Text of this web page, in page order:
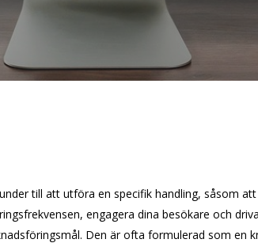
till att utföra en specifik handling, såsom
engagera dina besökare och
Den är ofta formulerad som en